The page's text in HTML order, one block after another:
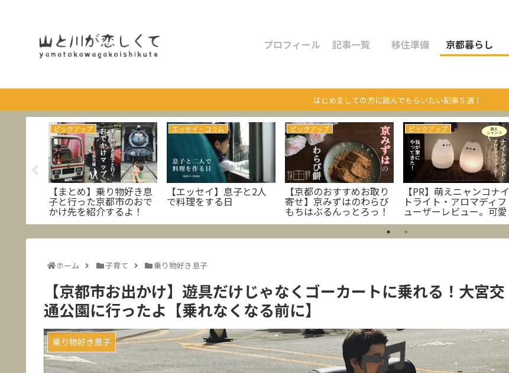
プロフィール 記事一覧 移住準備 京都暮らし
はじめましての方に読んでもらいたい記事５選！
ピックアップ
【まとめ】乗り物好き息
子と行った京都市のおで
かけ先を紹介するよ！
エッセイ・コラム
【エッセイ】息子と2人
で料理をする日
ピックアップ
【京都のおすすめお取り
寄せ】京みずはのわらび
もちはぶるんっとろっ！
ピックアップ
【PR】萌えニャンコナイ
トライト・アロマディフ
ューザーレビュー。可愛
いねこ型ライトが我が家
にやってきた！
ホーム 子育て 乗り物好き息子
【京都市お出かけ】遊具だけじゃなくゴーカートに乗れる！大宮交
通公園に行ったよ【乗れなくなる前に】
乗り物好き息子